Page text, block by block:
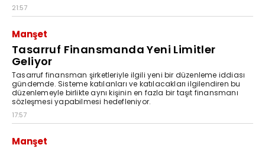
21:57
Manşet
Tasarruf Finansmanda Yeni Limitler
Geliyor
Tasarruf finansman şirketleriyle ilgili yeni bir düzenleme iddiası
gündemde. Sisteme katılanları ve katılacakları ilgilendiren bu
düzenlemeyle birlikte aynı kişinin en fazla bir taşıt finansmanı
sözleşmesi yapabilmesi hedefleniyor.
17:57
Manşet